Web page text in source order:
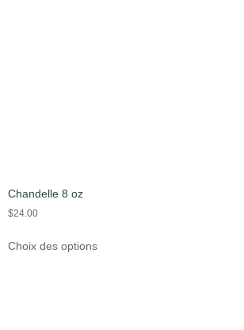
Chandelle 8 oz
$24.00
Choix des options